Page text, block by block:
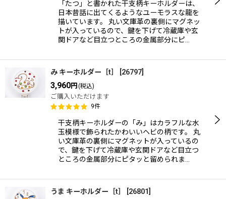
「たつ」と書かれた干支柄キーホルダーは、
日本昔話に出てくるようなユーモラスな龍を
描いています。 丸い文庫革の裏側にマグネッ
トが入っているので、鍵を下げて冷蔵庫や玄
関ドアなど目立つところの金属部分にピ…
み キーホルダー［t］ 26797
3,960円 (税込)
ご購入いただけます
9件
干支柄キーホルダーの「み」はカラフルな水
玉模様で飾られたかわいいヘビの柄です。 丸
い文庫革の裏側にマグネットが入っているの
で、鍵を下げて冷蔵庫や玄関ドアなど目立つ
ところの金属部分にピタッと留められま…
うま キーホルダー［t］ 26801